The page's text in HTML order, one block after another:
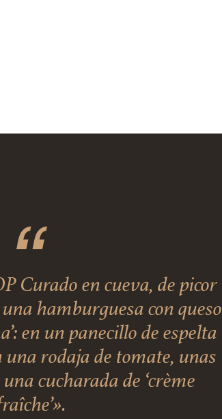
Curado en cueva, de picor
hamburguesa con queso
en un panecillo de espelta
rodaja de tomate, unas
cucharada de ‘crème